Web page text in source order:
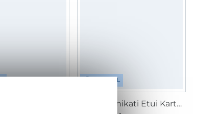
DIGITAL
E-Book Unikati Etui Karten Karli